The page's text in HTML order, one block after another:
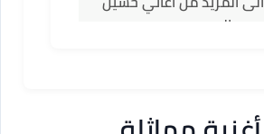
الجسمي